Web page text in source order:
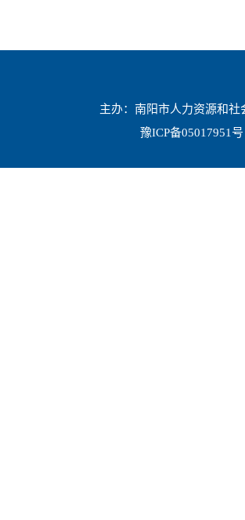
主办：南阳市人力资源和
豫ICP备05017951号